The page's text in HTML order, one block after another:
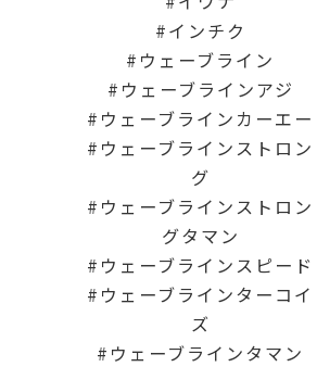
インチク
ウェーブライン
ウェーブラインアジ
ウェーブラインカーエー
ウェーブラインストロン
グ
ウェーブラインストロン
グタマン
ウェーブラインスピード
ウェーブラインターコイ
ズ
ウェーブラインタマン